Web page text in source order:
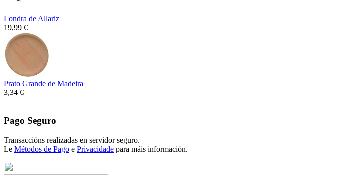
Londra de Allariz
19,99 €
Prato Grande de Madeira
3,34 €
Pago Seguro
Transaccións realizadas en servidor seguro.
Le Métodos de Pago e Privacidade para máis información.